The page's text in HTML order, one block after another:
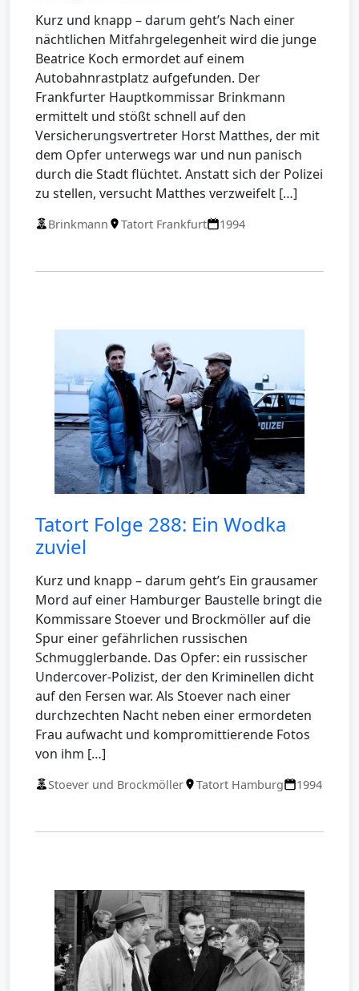
Kurz und knapp – darum geht’s Nach einer
nächtlichen Mitfahrgelegenheit wird die junge
Beatrice Koch ermordet auf einem
Autobahnrastplatz aufgefunden. Der
Frankfurter Hauptkommissar Brinkmann
ermittelt und stößt schnell auf den
Versicherungsvertreter Horst Matthes, der mit
dem Opfer unterwegs war und nun panisch
durch die Stadt flüchtet. Anstatt sich der Polizei
zu stellen, versucht Matthes verzweifelt […]
Brinkmann Tatort Frankfurt 1994
Tatort Folge 288: Ein Wodka
zuviel
Kurz und knapp – darum geht’s Ein grausamer
Mord auf einer Hamburger Baustelle bringt die
Kommissare Stoever und Brockmöller auf die
Spur einer gefährlichen russischen
Schmugglerbande. Das Opfer: ein russischer
Undercover-Polizist, der den Kriminellen dicht
auf den Fersen war. Als Stoever nach einer
durchzechten Nacht neben einer ermordeten
Frau aufwacht und kompromittierende Fotos
von ihm […]
Stoever und Brockmöller Tatort Hamburg 1994